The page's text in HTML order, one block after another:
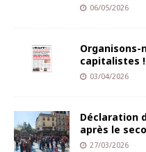
06/05/2026
Organisons-
capitalistes
03/04/2026
Déclaration
après le
27/03/2026